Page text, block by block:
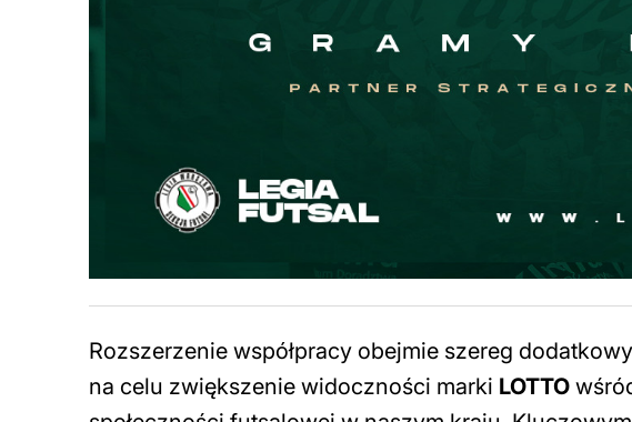
Rozszerzenie współpracy obejmie szereg
na celu zwiększenie widoczności marki LOTTO